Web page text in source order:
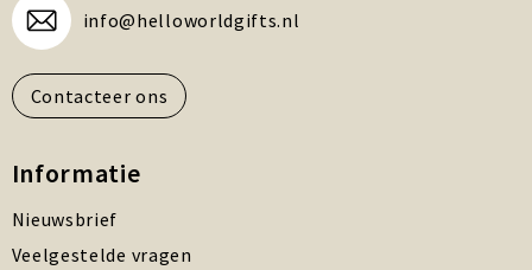
info@helloworldgifts.nl
Contacteer ons
Informatie
Nieuwsbrief
Veelgestelde vragen